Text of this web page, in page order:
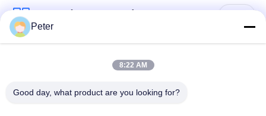
Λαϊκή κατηγορία
Εσωτερική οθόνη
Peter
8:22 AM
Good day, what product are you looking for?